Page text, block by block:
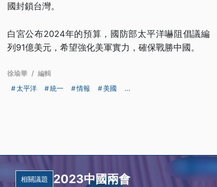
國封鎖台灣。
白宮公布2024年的預算，國防部太平洋嚇阻倡議編
列91億美元，希望強化美軍實力，確保戰勝中國。
徐瑜華 / 編輯
太平洋
統一 情報 美國 ...
相關議題 2023中國兩會